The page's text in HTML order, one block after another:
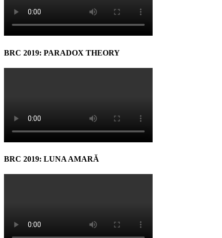
BRC 2019: PARADOX THEORY
BRC 2019: LUNA AMARĂ